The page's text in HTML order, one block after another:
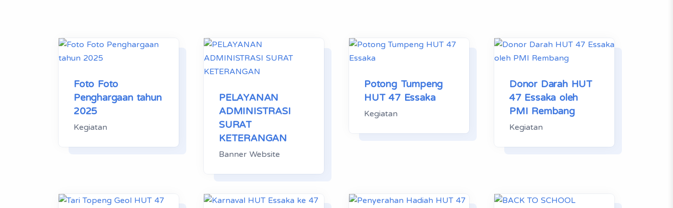
Foto Foto
Penghargaan tahun
2025
Kegiatan
PELAYANAN
ADMINISTRASI
SURAT
KETERANGAN
Banner Website
Potong Tumpeng
HUT 47 Essaka
Kegiatan
Donor Darah HUT
47 Essaka oleh
PMI Rembang
Kegiatan